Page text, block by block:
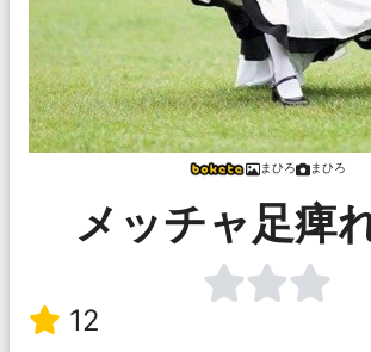
まひろ まひろ
メッチャ足痺
12